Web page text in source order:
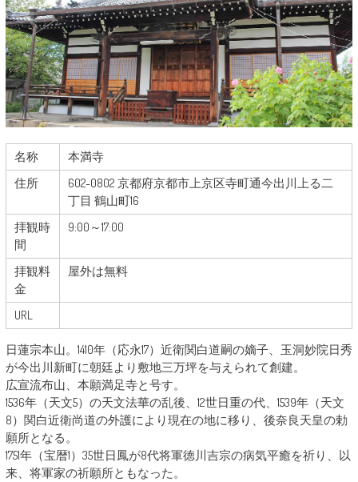
名称
本満寺
住所
602-0802 京都府京都市上京区寺町通今出川上る二
丁目 鶴山町16
拝観時
間
9:00～17:00
拝観料
金
屋外は無料
URL
日蓮宗本山。1410年（応永17）近衛関白道嗣の嫡子、玉洞妙院日秀
が今出川新町に朝廷より敷地三万坪を与えられて創建。
広宣流布山、本願満足寺と号す。
1536年（天文5）の天文法華の乱後、12世日重の代、1539年（天文
8）関白近衛尚道の外護により現在の地に移り、後奈良天皇の勅
願所となる。
1751年（宝暦1）35世日鳳が8代将軍徳川吉宗の病気平癒を祈り、以
来、将軍家の祈願所ともなった。